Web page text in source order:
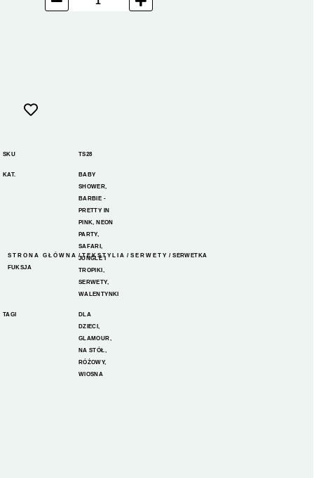
SKU TS28
KAT.
BABY
SHOWER
BARBIE -
PRETTY IN
PINK ,NEON
PARTY,
SAFARI,
JUNGLE I
TROPIKI
SERWETY,
WALENTYNKI
TAGI
DLA
DZIECI
GLAMOUR
NA STÓŁ
RÓŻOWY,
WIOSNA
STRONA GŁÓWNA /TEKSTYLIA /SERWETY / SERWETKA
FUKSJA